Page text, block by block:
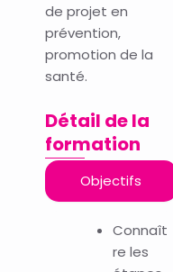
de projet en
prévention,
promotion de la
santé.
Détail de la
formation
Objectifs
Connaît
re les